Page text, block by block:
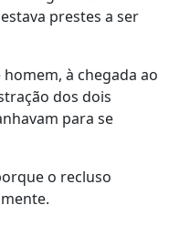
prestes a ser
à chegada ao
dos dois
para se
o recluso